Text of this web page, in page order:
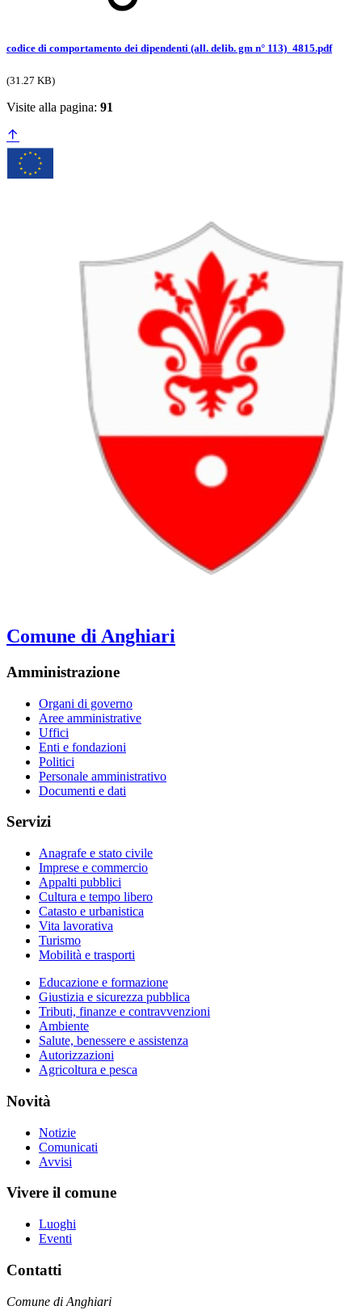
codice di comportamento dei dipendenti (all. delib. gm n° 113)_4815.pdf
(31.27 KB)
Visite alla pagina: 91
Comune di Anghiari
Amministrazione
Organi di governo
Aree amministrative
Uffici
Enti e fondazioni
Politici
Personale amministrativo
Documenti e dati
Servizi
Anagrafe e stato civile
Imprese e commercio
Appalti pubblici
Cultura e tempo libero
Catasto e urbanistica
Vita lavorativa
Turismo
Mobilità e trasporti
Educazione e formazione
Giustizia e sicurezza pubblica
Tributi, finanze e contravvenzioni
Ambiente
Salute, benessere e assistenza
Autorizzazioni
Agricoltura e pesca
Novità
Notizie
Comunicati
Avvisi
Vivere il comune
Luoghi
Eventi
Contatti
Comune di Anghiari